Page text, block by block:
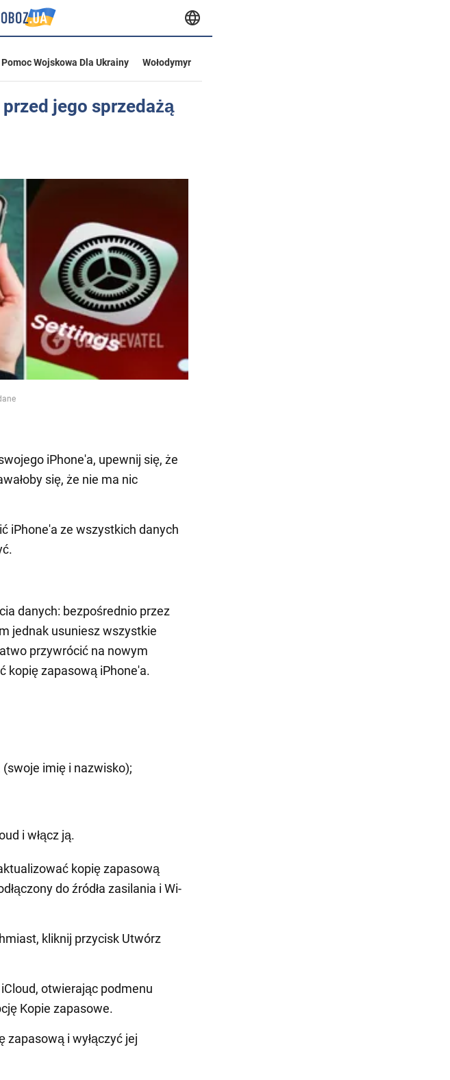
Pomoc Wojskowa Dla Ukrainy
Wołodymyr
jego sprzedażą
iPhone'a, upewnij się, że
się, że nie ma nic
iPhone'a ze wszystkich danych
danych: bezpośrednio przez
jednak usuniesz wszystkie
przywrócić na nowym
kopię zapasową iPhone'a.
imię i nazwisko);
i włącz ją.
kopię zapasową
do źródła zasilania i Wi-
kliknij przycisk Utwórz
otwierając podmenu
Kopie zapasowe.
zapasową i wyłączyć jej